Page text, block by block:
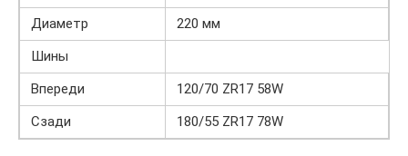
Диаметр
220 мм
Шины
Впереди
120/70 ZR17 58W
Сзади
180/55 ZR17 78W